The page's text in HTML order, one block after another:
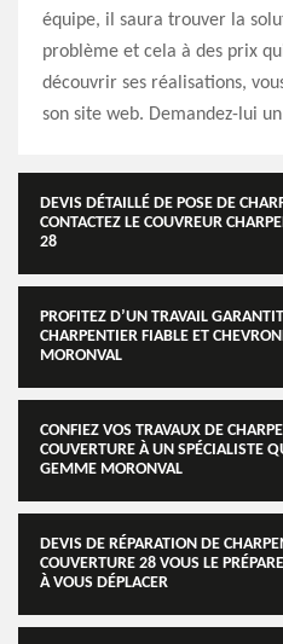
équipe, il saura trouver la
problème et cela à des prix
découvrir ses réalisations,
son site web. Demandez-lui
DEVIS DÉTAILLÉ DE POSE DE
CONTACTEZ LE COUVREUR
28
PROFITEZ D’UN TRAVAIL
CHARPENTIER FIABLE ET
MORONVAL
CONFIEZ VOS TRAVAUX DE
COUVERTURE À UN SPÉCIALISTE
GEMME MORONVAL
DEVIS DE RÉPARATION DE
COUVERTURE 28 VOUS LE
À VOUS DÉPLACER